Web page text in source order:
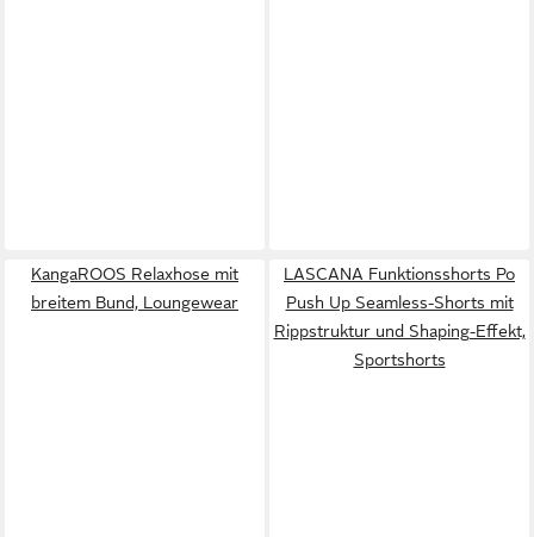
KangaROOS Relaxhose mit
breitem Bund, Loungewear
LASCANA Funktionsshorts Po
Push Up Seamless-Shorts mit
Rippstruktur und Shaping-Effekt,
Sportshorts